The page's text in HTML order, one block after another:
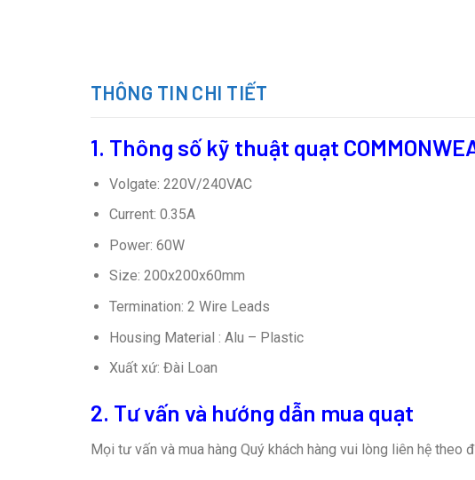
THÔNG TIN CHI TIẾT
1. Thông số kỹ thuật quạt
Volgate: 220V/240VAC
Current: 0.35A
Power: 60W
Size: 200x200x60mm
Termination: 2 Wire Leads
Housing Material : Alu – Plastic
Xuất xứ: Đài Loan
2. Tư vấn và hướng dẫn mua quạt
Mọi tư vấn và mua hàng Quý khách hàng vui lòng liên hệ theo